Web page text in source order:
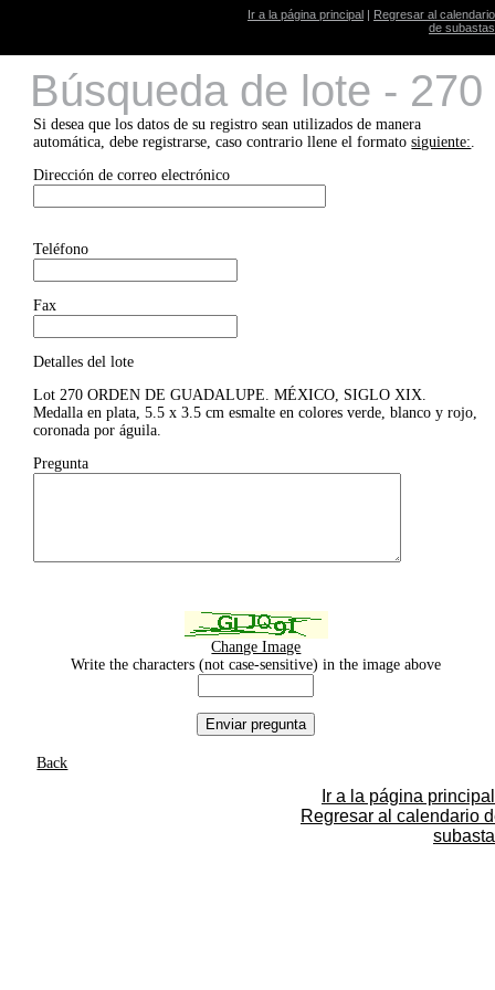
Ir a la página principal | Regresar al calendario
de subastas
Búsqueda de lote - 270
Si desea que los datos de su registro sean utilizados de manera
automática, debe registrarse, caso contrario llene el formatosiguiente:.
Dirección de correo electrónico
Teléfono
Fax
Detalles del lote
Lot 270 ORDEN DE GUADALUPE. MÉXICO, SIGLO XIX.
Medalla en plata, 5.5 x 3.5 cm esmalte en colores verde, blanco y rojo,
coronada por águila.
Pregunta
Change Image
Write the characters (not case-sensitive) in the image above
Back
Ir a la página principal
Regresar al calendario